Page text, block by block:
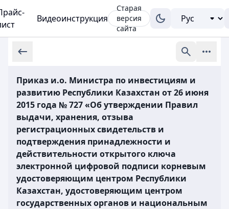
Видеоинструкция
Старая
версия
сайта
Приказ и.о. Министра по инвестициям и
развитию Республики Казахстан от 26 июня
2015 года № 727 «Об утверждении Правил
выдачи, хранения, отзыва
регистрационных свидетельств и
подтверждения принадлежности и
действительности открытого ключа
электронной цифровой подписи корневым
удостоверяющим центром Республики
Казахстан, удостоверяющим центром
государственных органов и национальным